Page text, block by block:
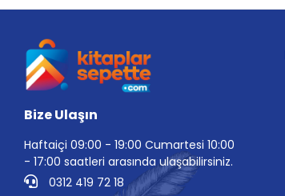
Bize Ulaşın
Haftaiçi 09:00 - 19:00 Cumartesi 10:00
- 17:00 saatleri arasında ulaşabilirsiniz.
0312 419 72 18